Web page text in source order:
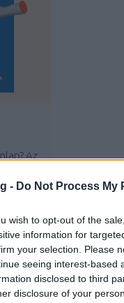
- Do Not Process My
wish to opt-out of the
information for
your selection. Please
seeing interest-based
disclosed to third
disclosure of your
Az
13.